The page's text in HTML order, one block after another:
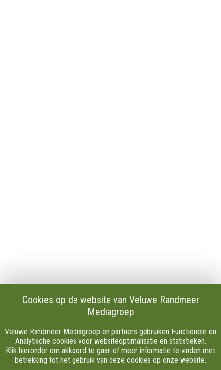
Volg Ons
Youtube
Instagram
Cookies op de website van Veluwe Randmeer
Mediagroep
Veluwe Randmeer Mediagroep en partners gebruiken Functionele en
Analytische cookies voor websiteoptimalisatie en statistieken.
Klik hieronder om akkoord te gaan of meer informatie te vinden met
betrekking tot het gebruik van deze cookies op onze website.